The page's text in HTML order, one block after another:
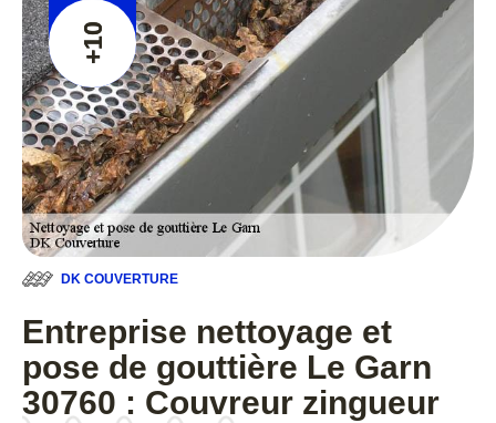
+10
DK COUVERTURE
Entreprise nettoyage et
pose de gouttière Le Garn
30760 : Couvreur zingueur